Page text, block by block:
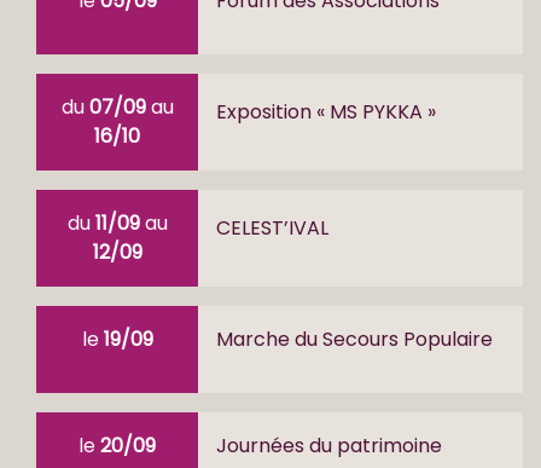
du07/09au
16/10
Exposition « MS PYKKA »
du11/09au
12/09
CELEST’IVAL
le19/09 Marche du Secours Populaire
le20/09 Journées du patrimoine